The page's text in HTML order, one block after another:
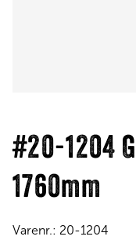
#20-1204
1760mm
Varenr.: 20-1204